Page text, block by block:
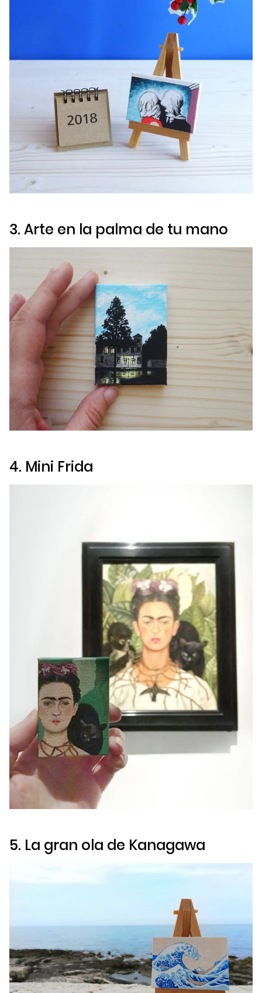
3. Arte en la palma de tu mano
4. Mini Frida
5. La gran ola de Kanagawa